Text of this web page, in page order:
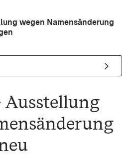
wegen Namensänderung
Ausstellung